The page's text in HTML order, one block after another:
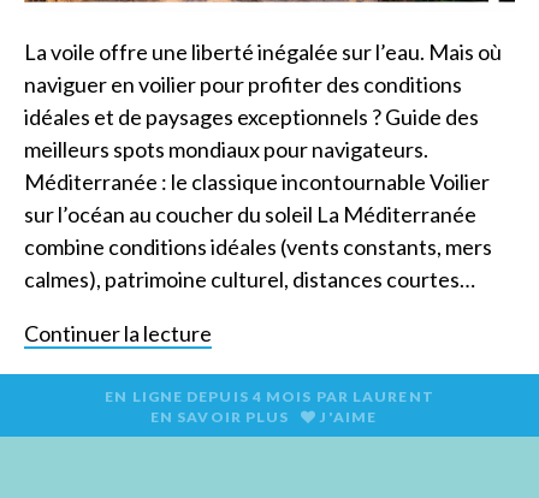
La voile offre une liberté inégalée sur l’eau. Mais où
naviguer en voilier pour profiter des conditions
idéales et de paysages exceptionnels ? Guide des
meilleurs spots mondiaux pour navigateurs.
Méditerranée : le classique incontournable Voilier
sur l’océan au coucher du soleil La Méditerranée
combine conditions idéales (vents constants, mers
calmes), patrimoine culturel, distances courtes…
Continuer la lecture
EN LIGNE DEPUIS 4 MOIS PAR LAURENT
EN SAVOIR PLUS
J'AIME